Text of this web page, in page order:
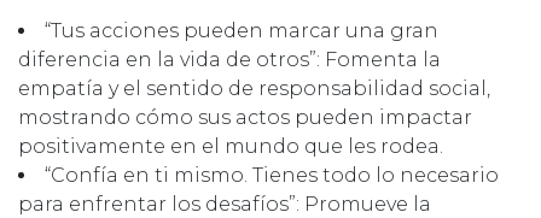
“Tus acciones pueden marcar una gran
diferencia en la vida de otros”: Fomenta la
empatía y el sentido de responsabilidad social,
mostrando cómo sus actos pueden impactar
positivamente en el mundo que les rodea.
“Confía en ti mismo. Tienes todo lo necesario
para enfrentar los desafíos”: Promueve la